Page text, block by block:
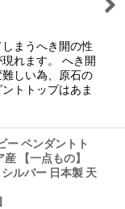
まうへき開の性
れます。 へき開
しい為、原石の
トトップはあま
ー ペンダントト
【一点もの】
ルバー 日本製 天